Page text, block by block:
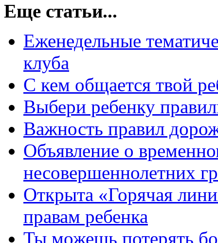
Еще статьи...
Еженедельные
клуба
С кем общается твой
Выбери ребенку
Важность правил
Объявление о
несовершеннолетних
Открыта «Горячая
правам ребенка
Ты можешь потерять